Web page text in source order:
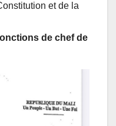
et de la
de chef de